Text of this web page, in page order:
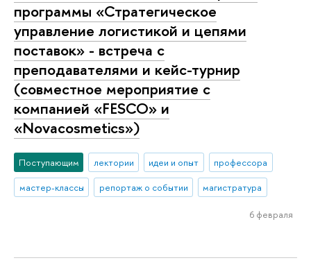
программы «Стратегическое
управление логистикой и цепями
поставок» - встреча с
преподавателями и кейс-турнир
(совместное мероприятие с
компанией «FESCO» и
«Novacosmetics»)
Поступающим лектории идеи и опыт
профессора
мастер-классы
репортаж о событии магистратура
6 февраля